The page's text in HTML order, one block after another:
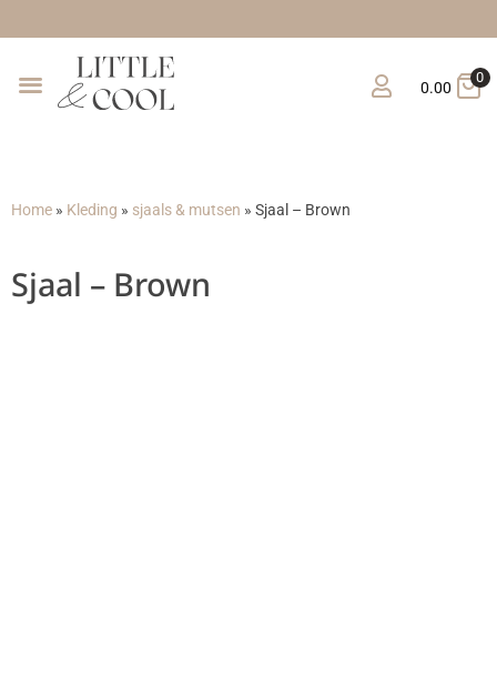
0.00
0
Home » Kleding » sjaals & mutsen » Sjaal – Brown
Sjaal – Brown